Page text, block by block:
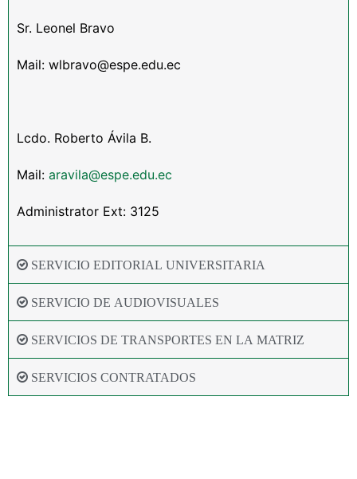
Sr. Leonel Bravo
Mail: wlbravo@espe.edu.ec
Lcdo. Roberto Ávila B.
Mail: aravila@espe.edu.ec
Administrator Ext: 3125
SERVICIO EDITORIAL UNIVERSITARIA
SERVICIO DE AUDIOVISUALES
SERVICIOS DE TRANSPORTES EN LA MATRIZ
SERVICIOS CONTRATADOS